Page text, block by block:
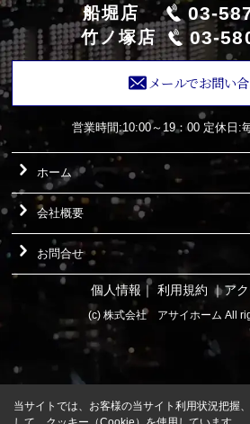
船堀店 03-
竹ノ塚店 03-
メールでお問い
営業時間:10:00～19：00 定休日:
ホーム
会社概要
お問合せ
個人情報 ｜ 利用規約 ｜ア
(c) 株式会社 アサイホーム All
当サイトでは、お客様の当サイト利用状況把握